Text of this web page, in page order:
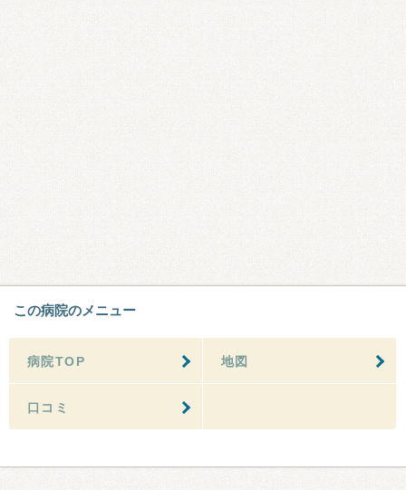
この病院のメニュー
病院TOP 地図
口コミ